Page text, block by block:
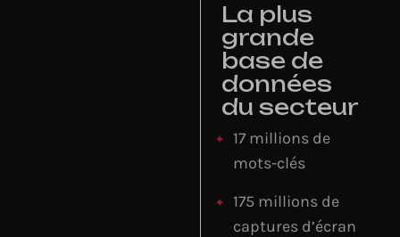
La plus
grande
base de
données
du secteur
17 millions de
mots-clés
175 millions de
captures d’écran